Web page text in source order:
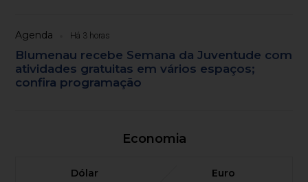
Agenda Há 3 horas
Blumenau recebe Semana da Juventude com
atividades gratuitas em vários espaços;
confira programação
Economia
Dólar
Euro